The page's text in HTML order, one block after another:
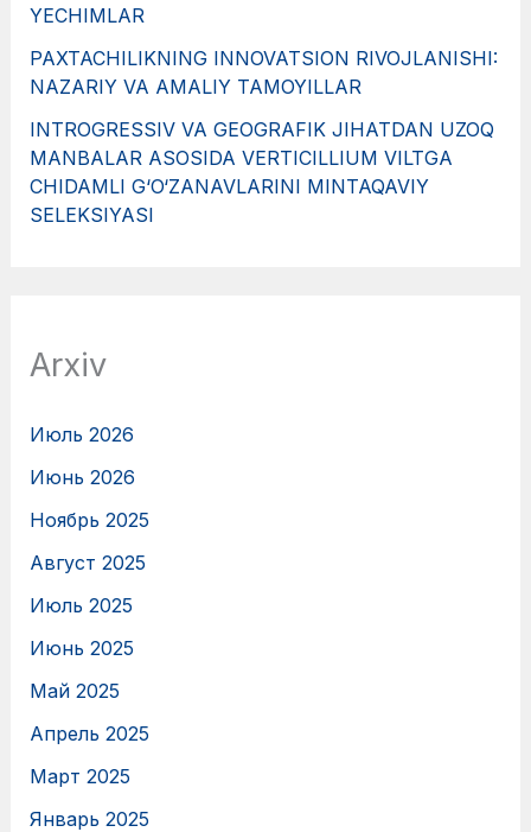
YECHIMLAR
PAXTACHILIKNING INNOVATSION RIVOJLANISHI:
NAZARIY VA AMALIY TAMOYILLAR
INTROGRESSIV VA GEOGRAFIK JIHATDAN UZOQ
MANBALAR ASOSIDA VERTICILLIUM VILTGA
CHIDAMLI G‘O‘ZANAVLARINI MINTAQAVIY
SELEKSIYASI
Arxiv
Июль 2026
Июнь 2026
Ноябрь 2025
Август 2025
Июль 2025
Июнь 2025
Май 2025
Апрель 2025
Март 2025
Январь 2025